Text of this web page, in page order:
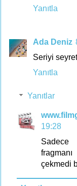
Yanıtla
Ada Deniz
Seriyi
Yanıtla
Yanıtlar
19:28
Sadece
çekmedi